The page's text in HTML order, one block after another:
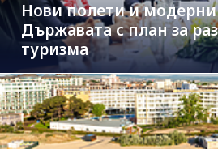
Нови полети и модерни
Държавата с план за
туризма